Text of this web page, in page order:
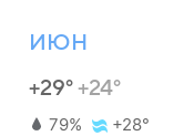
ИЮН
+29°+24°
79% +28°